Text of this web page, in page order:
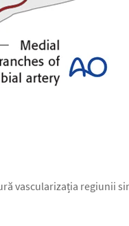
vascularizația regiunii